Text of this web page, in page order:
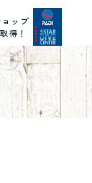
ップ
得！